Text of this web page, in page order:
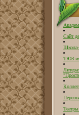
Сайт
Школа-
ТЮЗ
Театры